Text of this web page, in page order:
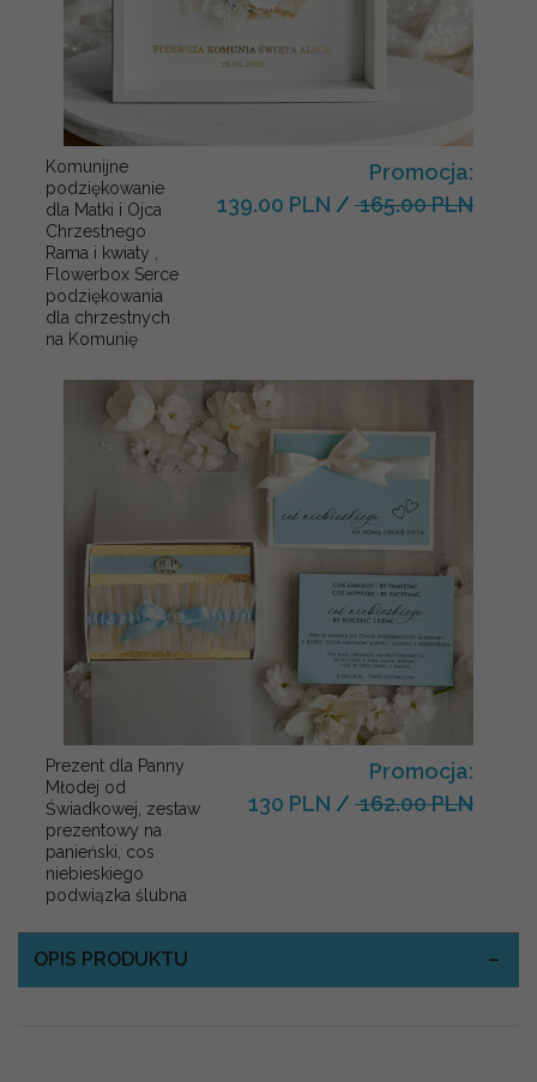
Komunijne
podziękowanie
dla Matki i Ojca
Chrzestnego
Rama i kwiaty ,
Flowerbox Serce
podziękowania
dla chrzestnych
na Komunię
Promocja:
139.00 PLN / 165.00 PLN
Prezent dla Panny
Młodej od
Świadkowej, zestaw
prezentowy na
panieński, cos
niebieskiego
podwiązka ślubna
Promocja:
130 PLN / 162.00 PLN
OPIS PRODUKTU